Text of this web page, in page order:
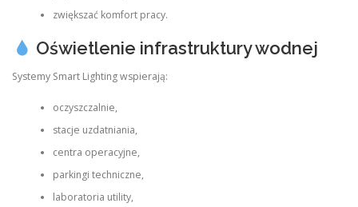
zwiększać komfort pracy.
Oświetlenie infrastruktury wodnej
Systemy Smart Lighting wspierają:
oczyszczalnie,
stacje uzdatniania,
centra operacyjne,
parkingi techniczne,
laboratoria utility,